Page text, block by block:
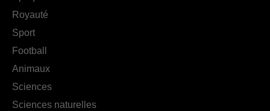
Royauté
Sport
Football
Animaux
Sciences
Sciences naturelles